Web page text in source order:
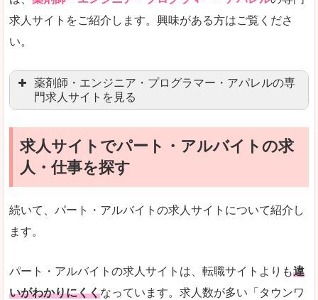
営業職を探している方にとっては、有利なサイト
検索人気キーワードの上位が「40代」「50代」
使いやすさ
文字が大きくて見やすいです。
求人を含んだページを見てみる
求人サイトをご紹介します。興味がある方はご覧くださ
い。
薬剤師・エンジニア・プログラマー・アパレルの専
門求人サイトを見る
マイナビ薬剤師
リクナビ薬剤師
ファルマスタッフ
薬キャリ(エムスリー)
ファーマキャリア
求人サイトでパート・アルバイトの求
人・仕事を探す
続いて、パート・アルバイトの求人サイトについて紹介し
ます。
パート・アルバイトの求人サイトは、転職サイトよりも違
いがわかりにくくなっています。求人数が多い「タウンワ